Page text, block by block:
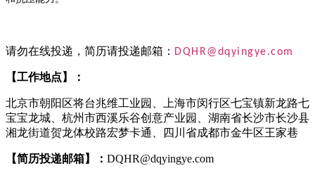
请勿在线投递，简历请投递邮箱： DQHR@dqyingye.com
【工作地点】：
北京市朝阳区将台兆维工业园、上海市闵行区七宝镇新龙路七
宝宝龙城、杭州市西溪乐谷创意产业园、湖南省长沙市长沙县
湘龙街道贺龙体校路宏梦卡通、四川省成都市金牛区王家巷
【简历投递邮箱】： DQHR@dqyingye.com